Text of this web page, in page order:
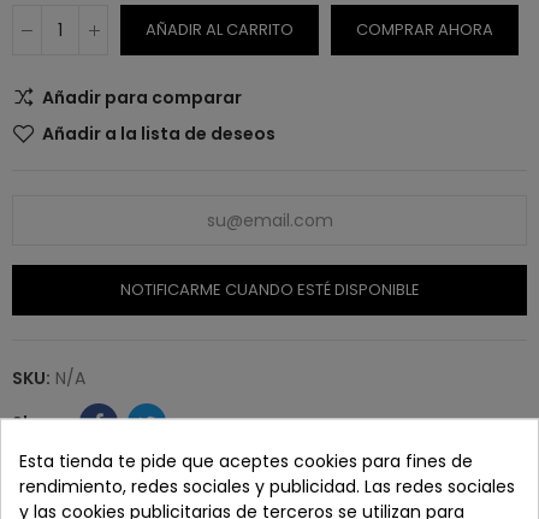
AÑADIR AL CARRITO COMPRAR AHORA
Añadir para comparar
Añadir a la lista de deseos
NOTIFICARME CUANDO ESTÉ DISPONIBLE
SKU: N/A
Paga con tranquilidad en nuestro TPV virtual 100%
Esta tienda te pide que aceptes cookies para fines de
rendimiento, redes sociales y publicidad. Las redes sociales
y las cookies publicitarias de terceros se utilizan para